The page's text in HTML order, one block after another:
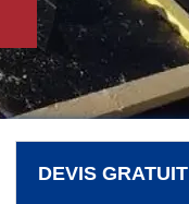
DEVIS GRATUIT